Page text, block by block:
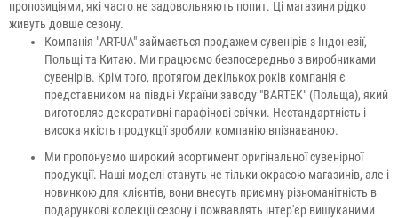
пропозиціями, які часто не задовольняють попит. Ці магазини рідко
живуть довше сезону.
Компанія "ART-UA" займається продажем сувенірів з Індонезії,
Польщі та Китаю. Ми працюємо безпосередньо з виробниками
сувенірів. Крім того, протягом декількох років компанія є
представником на півдні України заводу "BARTEK" (Польща), який
виготовляє декоративні парафінові свічки. Нестандартність і
висока якість продукції зробили компанію впізнаваною.
Ми пропонуємо широкий асортимент оригінальної сувенірної
продукції. Наші моделі стануть не тільки окрасою магазинів, але і
новинкою для клієнтів, вони внесуть приємну різноманітність в
подарункові колекції сезону і пожвавлять інтер'єр вишуканими